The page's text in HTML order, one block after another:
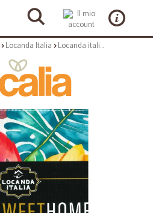
Locanda Italia Locanda italia tovaglia 100% cotone ape cm.140x140